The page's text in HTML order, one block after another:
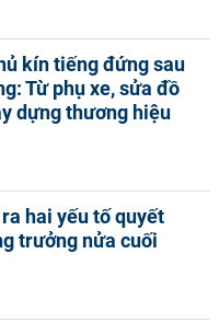
kín tiếng đứng sau
Từ phụ xe, sửa đồ
dựng thương hiệu
hai yếu tố quyết
trưởng nửa cuối